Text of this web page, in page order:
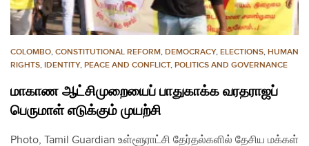
COLOMBO, CONSTITUTIONAL REFORM, DEMOCRACY, ELECTIONS, HUMAN
RIGHTS, IDENTITY, PEACE AND CONFLICT, POLITICS AND GOVERNANCE
மாகாண ஆட்சிமுறையைப் பாதுகாக்க வரதராஜப்
பெருமாள் எடுக்கும் முயற்சி
Photo, Tamil Guardian உள்ளூராட்சி தேர்தல்களில் தேசிய மக்கள்